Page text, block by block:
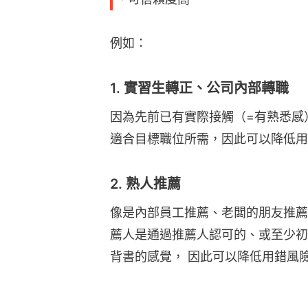
例如：
1. 實習生轉正、公司內部轉職
因為先前已有實際接觸（=有熟悉
適合目標職位所需，因此可以降低
2. 熟人推薦
像是內部員工推薦、老闆的朋友推
薦人是通過推薦人認可的、或至少
背書的感覺， 因此可以降低用錯風